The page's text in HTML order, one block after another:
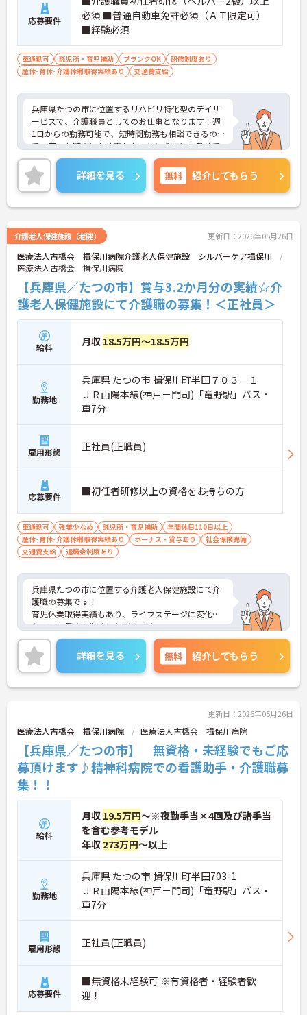
応募要件
必須 ■普通自動車免許必須（ＡＴ限定可）
■経験必須
車通勤可 託児所・育児補助 ブランクOK
研修制度あり
産休･育休･介護休暇取得実績あり
交通費支給
兵庫県たつの市に位置するリハビリ特化型のデイサ
ービスで、介護職員としてのお仕事となります！週
1日からの勤務可能で、短時間勤務も相談できるの
で、空いた時間にお仕事したいという方にお勧めで
す！託児所があったり、育児休業を取得できたり
と、お子様がいらっしゃる方でも、安心してお仕事
できる環境が備わっております！ご興味ある方は面
接ポイントをお伝えしますので、お気軽にお問い合
わせください♪
詳細を見る 無料 紹介してもらう
介護老人保健施設（老健） 更新日：2026年05月26日
医療法人古橋会 揖保川病院介護老人保健施設 シルバーケア揖保川
医療法人古橋会 揖保川病院
【兵庫県／たつの市】賞与3.2か月分の実績☆介
護老人保健施設にて介護職の募集！＜正社員＞
給料 月収 18.5万円～18.5万円
勤務地
兵庫県 たつの市 揖保川町半田７０３－１
ＪＲ山陽本線(神戸－門司)「竜野駅」バス・
車7分
雇用形態 正社員(正職員)
応募要件 ■初任者研修以上の資格をお持ちの方
車通勤可 残業少なめ 託児所・育児補助
年間休日110日以上
産休･育休･介護休暇取得実績あり
ボーナス・賞与あり
社会保険完備
交通費支給
退職金制度あり
兵庫県たつの市に位置する介護老人保健施設にて介
護職の募集です！
育児休業取得実績もあり、ライフステージに変化が
あっても長くお勤めいただけます。
ご興味ある方には、面接対策ポイントなど、さらに
詳細をお話しいたしますのでお気軽にご相談くださ
い！
詳細を見る 無料 紹介してもらう
更新日：2026年05月26日
医療法人古橋会 揖保川病院 医療法人古橋会 揖保川病院
【兵庫県／たつの市】 無資格・未経験でもご応
募頂けます♪精神科病院での看護助手・介護職募
集！！
給料
月収 19.5万円～※夜勤手当×4回及び諸手当
を含む参考モデル
年収 273万円～以上
勤務地
兵庫県 たつの市 揖保川町半田703-1
ＪＲ山陽本線(神戸－門司)「竜野駅」バス・
車7分
雇用形態 正社員(正職員)
応募要件
■無資格未経験可 ※有資格者・経験者歓
迎！